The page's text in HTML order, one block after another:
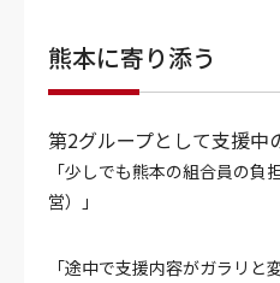
熊本に寄り添う
第2グループとして支援中
「少しでも熊本の組合員の負
営）」
「途中で支援内容がガラリ